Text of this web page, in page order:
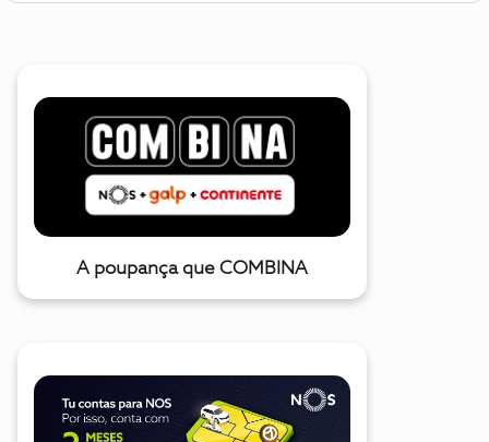
A poupança que COMBINA